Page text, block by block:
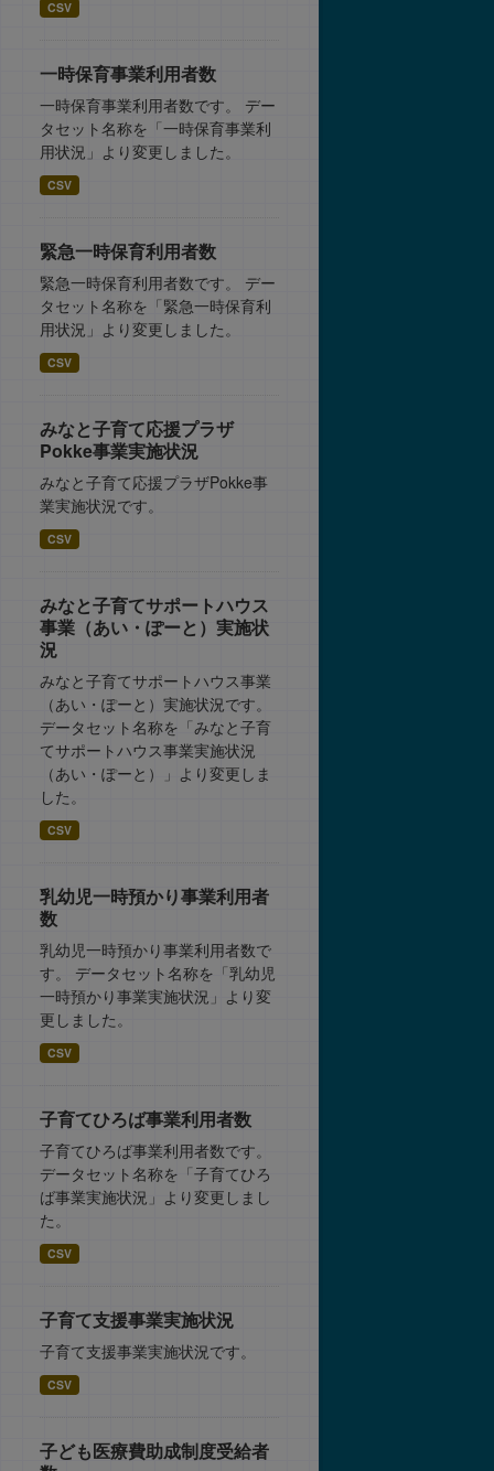
CSV
一時保育事業利用者数
一時保育事業利用者数です。 デー
タセット名称を「一時保育事業利
用状況」より変更しました。
CSV
緊急一時保育利用者数
緊急一時保育利用者数です。 デー
タセット名称を「緊急一時保育利
用状況」より変更しました。
CSV
みなと子育て応援プラザ
Pokke事業実施状況
みなと子育て応援プラザPokke事
業実施状況です。
CSV
みなと子育てサポートハウス
事業（あい・ぽーと）実施状
況
みなと子育てサポートハウス事業
（あい・ぽーと）実施状況です。
データセット名称を「みなと子育
てサポートハウス事業実施状況
（あい・ぽーと）」より変更しま
した。
CSV
乳幼児一時預かり事業利用者
数
乳幼児一時預かり事業利用者数で
す。 データセット名称を「乳幼児
一時預かり事業実施状況」より変
更しました。
CSV
子育てひろば事業利用者数
子育てひろば事業利用者数です。
データセット名称を「子育てひろ
ば事業実施状況」より変更しまし
た。
CSV
子育て支援事業実施状況
子育て支援事業実施状況です。
CSV
子ども医療費助成制度受給者